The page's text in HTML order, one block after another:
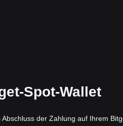
Spot-Wallet
der Zahlung auf Ihrem